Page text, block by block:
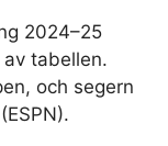
2024–25
tabellen.
och segern